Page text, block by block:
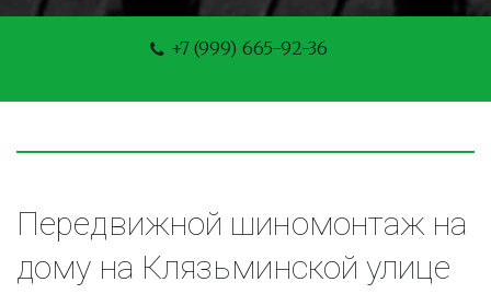
+7 (999) 665-92-36
Передвижной шиномонтаж на
дому на Клязьминской улице